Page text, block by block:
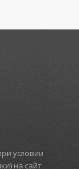
условии
на сайт